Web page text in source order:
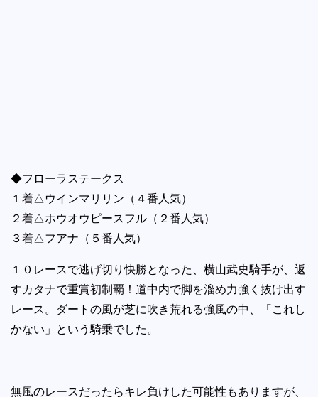
◆フローラステークス
１着△ウインマリリン（４番人気）
２着△ホウオウピースフル（２番人気）
３着△フアナ（５番人気）
１０レースで逃げ切り快勝となった、横山武史騎手が、返
すカタナで重賞初制覇！道中内で脚を溜め力強く抜け出す
レース。ダートの風が芝に吹き荒れる強風の中、「これし
かない」という騎乗でした。
無風のレースだったらキレ負けした可能性もありますが、